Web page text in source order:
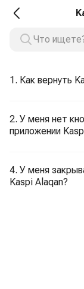
1. Как вернуть
2. У меня нет
приложении
4. У меня
Kaspi Alaqan?